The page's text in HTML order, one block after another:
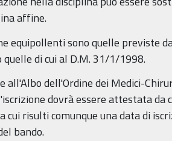
affine.
equipollenti sono quelle previste
di cui al D.M. 31/1/1998.
all'Albo dell'Ordine dei Medici-
dovrà essere attestata
cui risulti comunque una data di
bando.